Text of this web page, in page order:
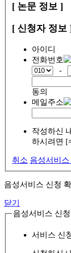
[ 논문 정보 ]
[ 신청자 정보
아이디
전화번호
-
동의
메일주소
작성하신
하시려면 [
취소 음성서비스
음성서비스 신청
닫기
음성서비스 신
서비스 신